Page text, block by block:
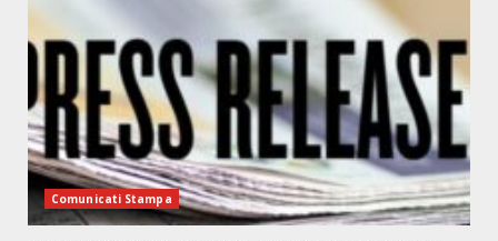
Comunicati Stampa